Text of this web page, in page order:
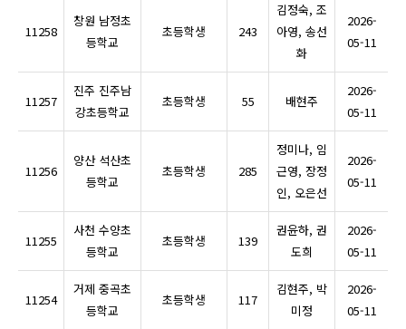
11258
창원 남정초
등학교
초등학생 243
김정숙, 조
아영, 송선
화
2026-
05-11
11257
진주 진주남
강초등학교
초등학생 55 배현주
2026-
05-11
11256
양산 석산초
등학교
초등학생 285
정미나, 임
근영, 장정
인, 오은선
2026-
05-11
11255
사천 수양초
등학교
초등학생 139
권윤하, 권
도희
2026-
05-11
11254
거제 중곡초
등학교
초등학생 117
김현주, 박
미정
2026-
05-11